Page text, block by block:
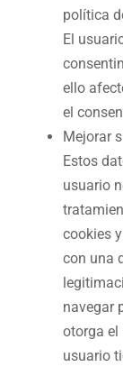
política
El
ello
el
Mejorar
Estos
usuario
cookies
con una
navegar
otorga el
usuario